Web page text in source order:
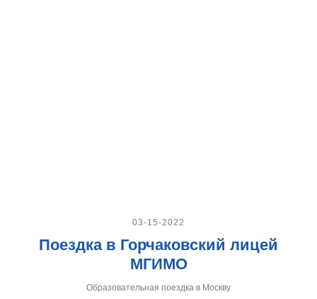
03-15-2022
Поездка в Горчаковский лицей
МГИМО
Образовательная поездка в Москву